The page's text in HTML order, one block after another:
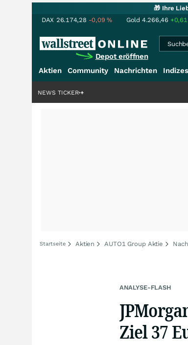
🎁 Ihre
DAX 26.174,28 -0,09% Gold 4.266,46
Depot eröffnen
Aktien Community Nachrichten Indizes
+++NEWS TICKER
Startseite Aktien AUTO1 Group Aktie
ANALYSE-FLASH
Ziel 37